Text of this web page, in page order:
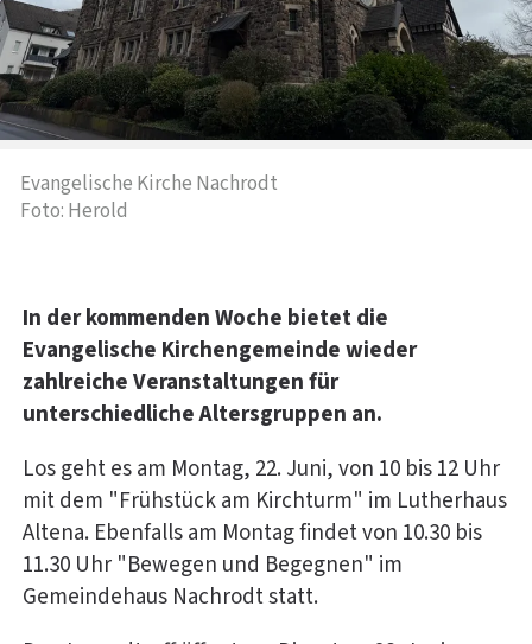
Evangelische Kirche Nachrodt
Foto: Herold
In der kommenden Woche bietet die
Evangelische Kirchengemeinde wieder
zahlreiche Veranstaltungen für
unterschiedliche Altersgruppen an.
Los geht es am Montag, 22. Juni, von 10 bis 12 Uhr
mit dem "Frühstück am Kirchturm" im Lutherhaus
Altena. Ebenfalls am Montag findet von 10.30 bis
11.30 Uhr "Bewegen und Begegnen" im
Gemeindehaus Nachrodt statt.